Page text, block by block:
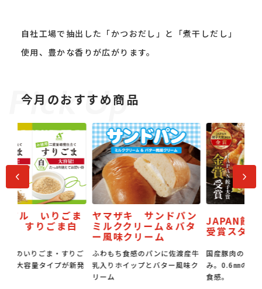
自社工場で抽出した「かつおだし」と「煮干しだし」
使用、豊かな香りが広がります。
今月のおすすめ商品
前へ
ヤマザキ サンドパン
ミルククリーム＆バタ
ー風味クリーム
ふわもち食感のパンに佐渡産牛
乳入りホイップとバター風味ク
JAPAN餃子大賞 金賞
受賞スタミナ焼き餃子
国産豚肉の旨みと国産野菜の甘
み。0.6㎜の超薄皮でもちもち
次へ